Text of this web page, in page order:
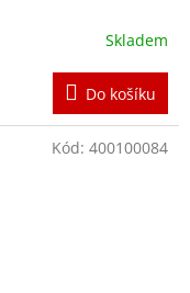
Skladem
Do košíku
Kód: 400100084